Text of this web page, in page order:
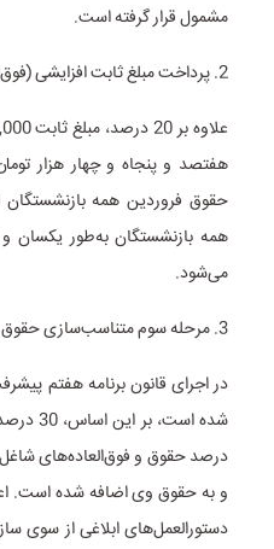
مشمول قرار گرفته است.
2. پرداخت مبلغ ثابت افزایشی (فوق‌العاده خاص)
هفتصد و پنجاه و چهار هزار
حقوق فروردین همه
همه بازنشستگان به‌طور یکسان
می‌شود.
3. مرحله سوم متناسب‌سازی حقوق بازنشستگان
در اجرای قانون برنامه هفتم
درصد حقوق و فوق‌العاده‌های شاغل
و به حقوق وی اضافه شده است.
دستورالعمل‌های ابلاغی از سوی